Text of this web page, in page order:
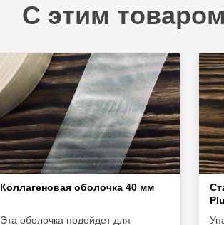
С этим
Коллагеновая оболочка 40 мм
Эта оболочка подойдет для